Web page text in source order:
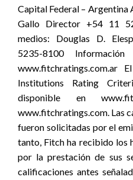
Capital Federal – Argentina
Gallo Director +54 11
medios: Douglas D.
5235-8100
www.fitchratings.com.ar
Institutions Rating
disponible en
www.fitchratings.com. Las
fueron solicitadas por el
tanto, Fitch ha recibido los
por la prestación de sus
calificaciones antes